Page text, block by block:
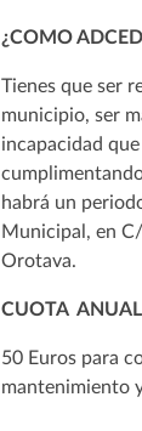
¿COMO
Tienes que ser
municipio, ser
incapacidad
habrá un
Municipal, en
Orotava.
CUOTA ANUAL
50 Euros para
mantenimiento